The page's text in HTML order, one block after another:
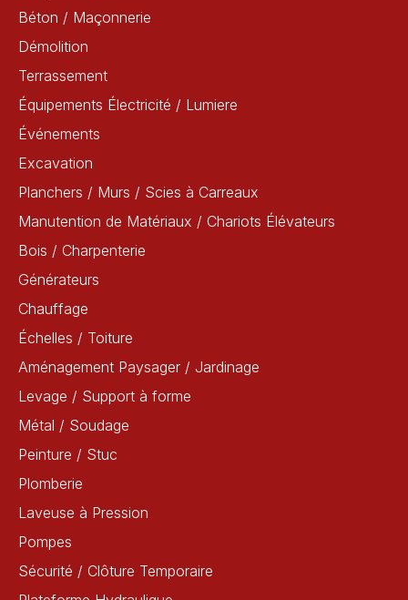
Béton / Maçonnerie
Démolition
Terrassement
Équipements Électricité / Lumiere
Événements
Excavation
Planchers / Murs / Scies à Carreaux
Manutention de Matériaux / Chariots Élévateurs
Bois / Charpenterie
Générateurs
Chauffage
Échelles / Toiture
Aménagement Paysager / Jardinage
Levage / Support à forme
Métal / Soudage
Peinture / Stuc
Plomberie
Laveuse à Pression
Pompes
Sécurité / Clôture Temporaire